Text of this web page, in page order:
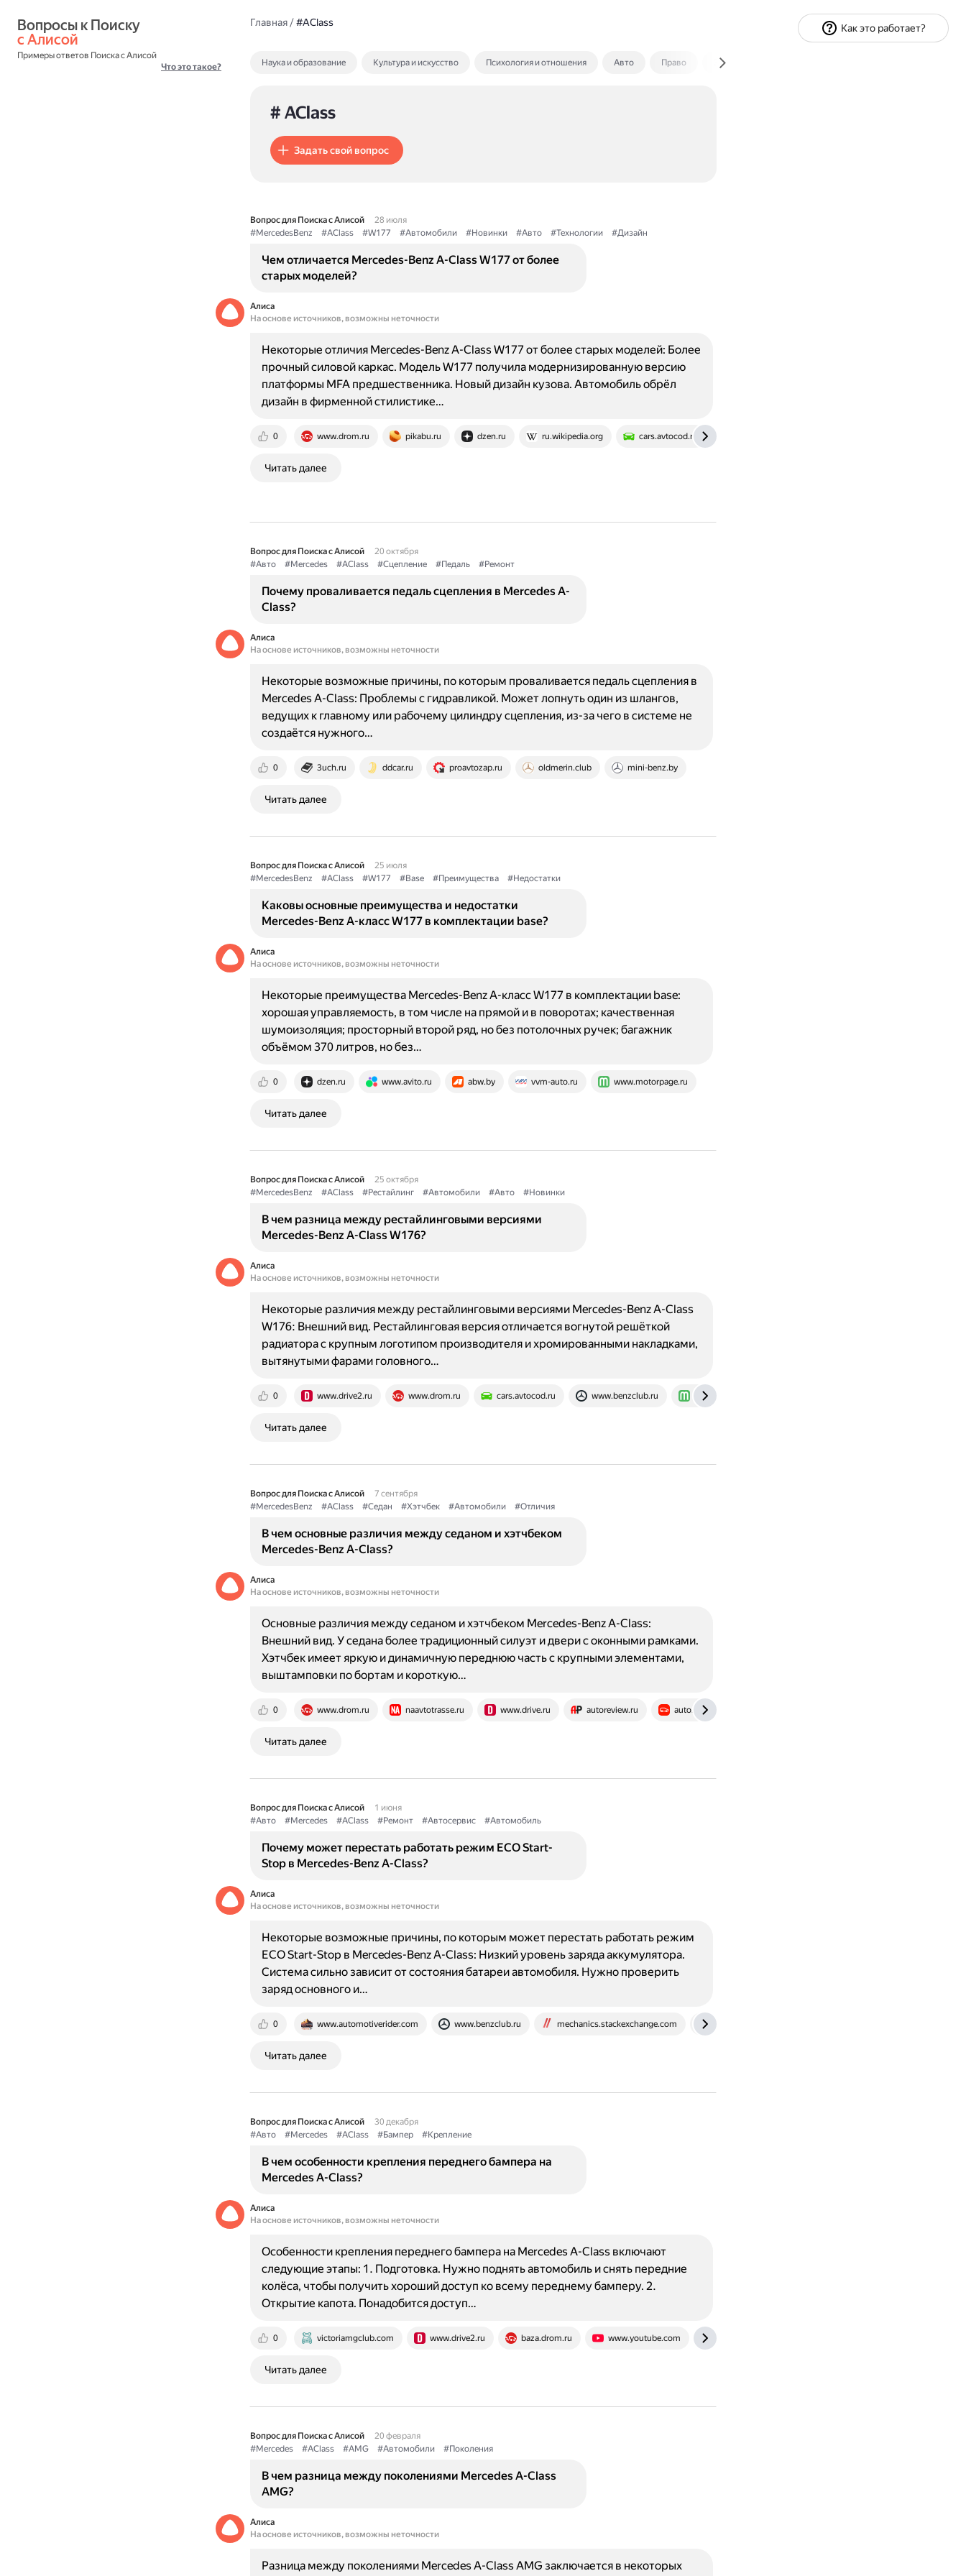
с Алисой
Примеры ответов Поиска с Алисой
Что это такое?
Главная/#AClass
Наука и образование Культура и искусство Психология и отношения Авто Право Экономика и финансы
# AClass
Задать свой вопрос
Вопрос для Поиска с Алисой
28 июля
#MercedesBenz
#AClass #W177 #Автомобили #Новинки #Авто #Технологии #Дизайн
Чем отличается Mercedes-Benz A-Class W177 от более
старых моделей?
Алиса
На основе источников, возможны неточности
0 www.drom.ru pikabu.ru dzen.ru ru.wikipedia.org cars.avtocod.ru
Некоторые отличия Mercedes-Benz A-Class W177 от более старых моделей: Более
прочный силовой каркас. Модель W177 получила модернизированную версию
платформы MFA предшественника. Новый дизайн кузова. Автомобиль обрёл
дизайн в фирменной стилистике…
Читать далее
Вопрос для Поиска с Алисой
20 октября
#Авто
#Mercedes #AClass #Сцепление #Педаль #Ремонт
Почему проваливается педаль сцепления в Mercedes A-
Class?
Алиса
На основе источников, возможны неточности
0 3uch.ru ddcar.ru proavtozap.ru oldmerin.club mini-benz.by
Некоторые возможные причины, по которым проваливается педаль сцепления в
Mercedes A-Class: Проблемы с гидравликой. Может лопнуть один из шлангов,
ведущих к главному или рабочему цилиндру сцепления, из-за чего в системе не
создаётся нужного…
Читать далее
Вопрос для Поиска с Алисой
25 июля
#MercedesBenz
#AClass #W177 #Base #Преимущества #Недостатки
Каковы основные преимущества и недостатки
Mercedes-Benz A-класс W177 в комплектации base?
Алиса
На основе источников, возможны неточности
0 dzen.ru www.avito.ru abw.by vvm-auto.ru www.motorpage.ru
Некоторые преимущества Mercedes-Benz A-класс W177 в комплектации base:
хорошая управляемость, в том числе на прямой и в поворотах; качественная
шумоизоляция; просторный второй ряд, но без потолочных ручек; багажник
объёмом 370 литров, но без…
Читать далее
Вопрос для Поиска с Алисой
25 октября
#MercedesBenz
#AClass #Рестайлинг #Автомобили #Авто #Новинки
В чем разница между рестайлинговыми версиями
Mercedes-Benz A-Class W176?
Алиса
На основе источников, возможны неточности
0 www.drive2.ru www.drom.ru cars.avtocod.ru www.benzclub.ru www.motorpage.ru
Некоторые различия между рестайлинговыми версиями Mercedes-Benz A-Class
W176: Внешний вид. Рестайлинговая версия отличается вогнутой решёткой
радиатора с крупным логотипом производителя и хромированными накладками,
вытянутыми фарами головного…
Читать далее
Вопрос для Поиска с Алисой
7 сентября
#MercedesBenz
#AClass #Седан #Хэтчбек #Автомобили #Отличия
В чем основные различия между седаном и хэтчбеком
Mercedes-Benz A-Class?
Алиса
На основе источников, возможны неточности
0 www.drom.ru naavtotrasse.ru www.drive.ru autoreview.ru auto.ru
Основные различия между седаном и хэтчбеком Mercedes-Benz A-Class:
Внешний вид. У седана более традиционный силуэт и двери с оконными рамками.
Хэтчбек имеет яркую и динамичную переднюю часть с крупными элементами,
выштамповки по бортам и короткую…
Читать далее
Вопрос для Поиска с Алисой
1 июня
#Авто
#Mercedes #AClass #Ремонт #Автосервис #Автомобиль
Почему может перестать работать режим ECO Start-
Stop в Mercedes-Benz A-Class?
Алиса
На основе источников, возможны неточности
0 www.automotiverider.com www.benzclub.ru mechanics.stackexchange.com
Некоторые возможные причины, по которым может перестать работать режим
ECO Start-Stop в Mercedes-Benz A-Class: Низкий уровень заряда аккумулятора.
Система сильно зависит от состояния батареи автомобиля. Нужно проверить
заряд основного и…
Читать далее
Вопрос для Поиска с Алисой
30 декабря
#Авто
#Mercedes #AClass #Бампер #Крепление
В чем особенности крепления переднего бампера на
Mercedes A-Class?
Алиса
На основе источников, возможны неточности
0 victoriamgclub.com www.drive2.ru baza.drom.ru www.youtube.com
Особенности крепления переднего бампера на Mercedes A-Class включают
следующие этапы: 1. Подготовка. Нужно поднять автомобиль и снять передние
колёса, чтобы получить хороший доступ ко всему переднему бамперу. 2.
Открытие капота. Понадобится доступ…
Читать далее
Вопрос для Поиска с Алисой
20 февраля
#Mercedes
#AClass #AMG #Автомобили #Поколения
В чем разница между поколениями Mercedes A-Class
AMG?
Алиса
На основе источников, возможны неточности
Разница между поколениями Mercedes A-Class AMG заключается в некоторых
Как это работает?